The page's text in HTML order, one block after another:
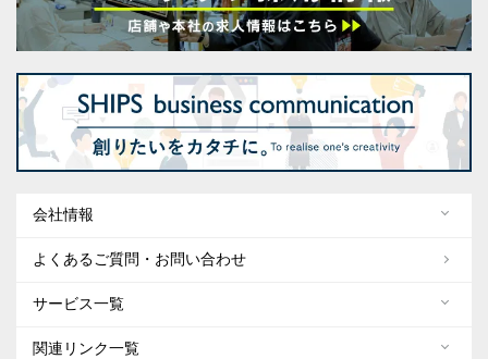
会社情報
よくあるご質問・お問い合わせ
サービス一覧
関連リンク一覧